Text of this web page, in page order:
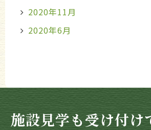
2020年11月
2020年6月
施設見学も受け付け